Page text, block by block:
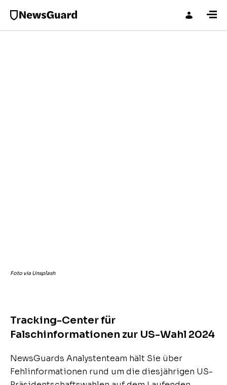
Foto via Unsplash
Tracking-Center für
Falschinformationen zur US-Wahl 2024
NewsGuards Analystenteam hält Sie über
Fehlinformationen rund um die diesjährigen US-